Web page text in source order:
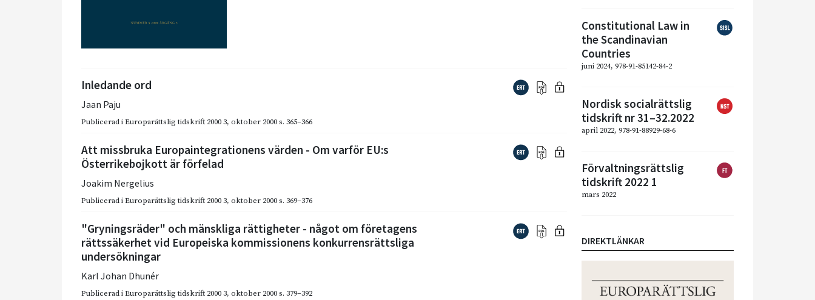
Inledande ord
Jaan Paju
Publicerad iEuroparättslig tidskrift 2000 3, oktober 2000s. 365–366
Att missbruka Europaintegrationens värden - Om varför EU:s
Österrikebojkott är förfelad
Joakim Nergelius
Publicerad iEuroparättslig tidskrift 2000 3, oktober 2000s. 369–376
"Gryningsräder" och mänskliga rättigheter - något om företagens
rättssäkerhet vid Europeiska kommissionens konkurrensrättsliga
undersökningar
Karl Johan Dhunér
Publicerad iEuroparättslig tidskrift 2000 3, oktober 2000s. 379–392
Constitutional Law in
the Scandinavian
Countries
juni 2024, 978-91-85142-84-2
Nordisk socialrättslig
tidskrift nr 31–32.2022
april 2022, 978-91-88929-68-6
Förvaltningsrättslig
tidskrift 2022 1
mars 2022
DIREKTLÄNKAR